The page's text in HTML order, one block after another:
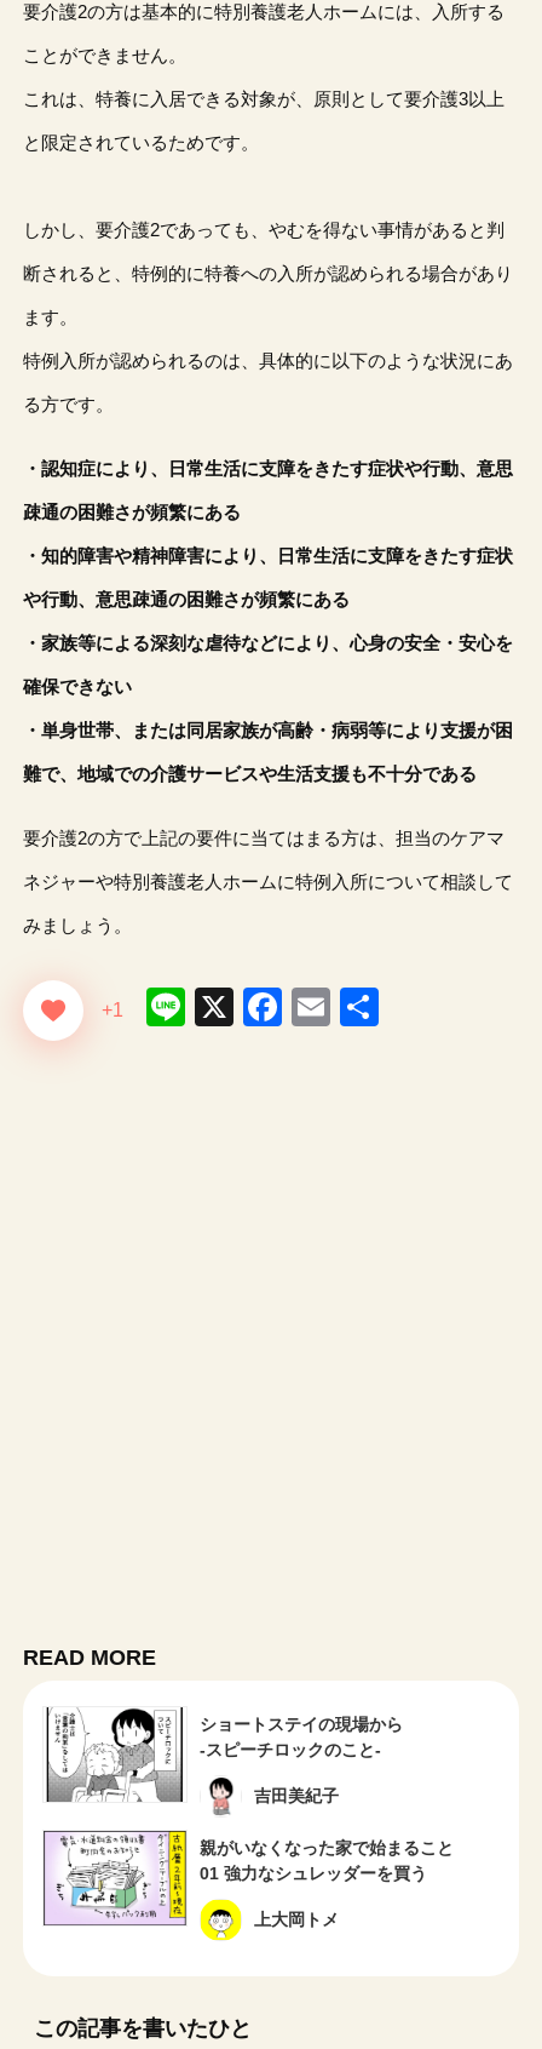
要介護2の方は基本的に特別養護老人ホームには、入所する
ことができません。
これは、特養に入居できる対象が、原則として要介護3以上
と限定されているためです。
しかし、要介護2であっても、やむを得ない事情があると判
断されると、特例的に特養への入所が認められる場合があり
ます。
特例入所が認められるのは、具体的に以下のような状況にあ
る方です。
・認知症により、日常生活に支障をきたす症状や行動、意思
疎通の困難さが頻繁にある
・知的障害や精神障害により、日常生活に支障をきたす症状
や行動、意思疎通の困難さが頻繁にある
・家族等による深刻な虐待などにより、心身の安全・安心を
確保できない
・単身世帯、または同居家族が高齢・病弱等により支援が困
難で、地域での介護サービスや生活支援も不十分である
要介護2の方で上記の要件に当てはまる方は、担当のケアマ
ネジャーや特別養護老人ホームに特例入所について相談して
みましょう。
+1 Line
X Facebook
Email
READ MORE
ショートステイの現場から
-スピーチロックのこと-
吉田美紀子
親がいなくなった家で始まること
01 強力なシュレッダーを買う
上大岡トメ
この記事を書いたひと